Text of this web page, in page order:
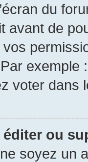
du
avant de
exemple
voter dans
ou
soyez un